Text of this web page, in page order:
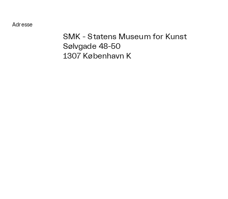
Adresse
SMK - Statens Museum for Kunst
Sølvgade 48-50
1307 København K